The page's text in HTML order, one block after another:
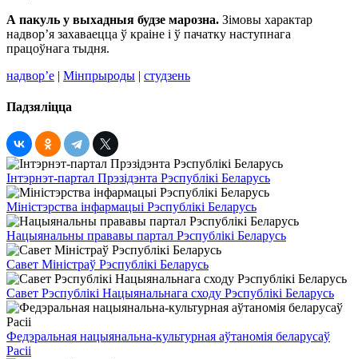
А пакуль у выхадныя будзе марозна. Зімовы характар
надвор’я захаваецца ў краіне і ў пачатку наступнага
працоўнага тыдня.
надвор’е | Мінпрыроды | студзень
Падзяліцца
Інтэрнэт-партал Прэзідэнта Рэспублікі Беларусь
Міністэрства інфармацыі Рэспублікі Беларусь
Нацыянальны прававы партал Рэспублікі Беларусь
Савет Міністраў Рэспублікі Беларусь
Савет Рэспублікі Нацыянальнага сходу Рэспублікі Беларусь
Федэральная нацыянальна-культурная аўтаномія беларусаў
Расіі